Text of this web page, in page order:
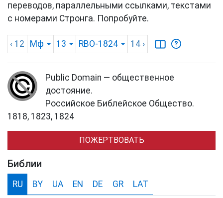
переводов, параллельными ссылками, текстами
с номерами Стронга. Попробуйте.
‹ 12 Мф 13 RBO-1824 14 ›
Public Domain — общественное
достояние.
Российское Библейское Общество.
1818, 1823, 1824
ПОЖЕРТВОВАТЬ
Библии
RU BY UA EN DE GR LAT